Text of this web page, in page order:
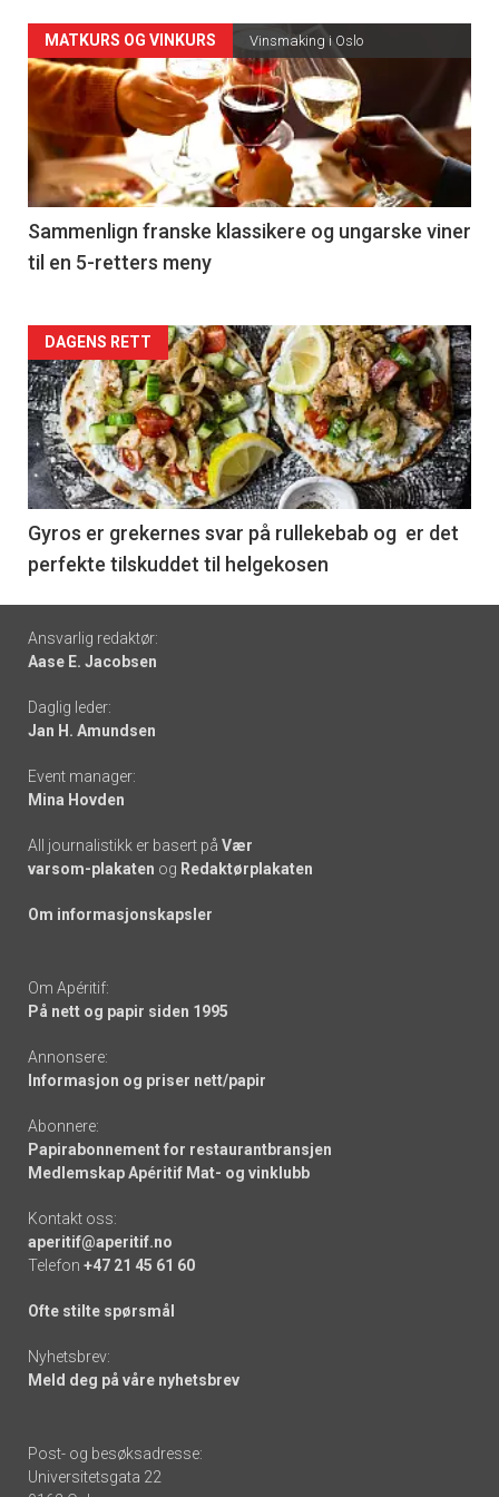
Forsiden
akkurat
nå
-
5
MATKURS OG VINKURS Vinsmaking i Oslo
Sammenlign franske klassikere og ungarske viner
til en 5-retters meny
Forsiden
akkurat
nå
-
6
DAGENS RETT
Gyros er grekernes svar på rullekebab og er det
perfekte tilskuddet til helgekosen
Footer
-
links
Ansvarlig redaktør:
Aase E. Jacobsen
Daglig leder:
Jan H. Amundsen
Event manager:
Mina Hovden
All journalistikk er basert på Vær
varsom-plakaten og Redaktørplakaten
Om informasjonskapsler
Om Apéritif:
På nett og papir siden 1995
Annonsere:
Informasjon og priser nett/papir
Abonnere:
Papirabonnement for restaurantbransjen
Medlemskap Apéritif Mat- og vinklubb
Kontakt oss:
aperitif@aperitif.no
Telefon +47 21 45 61 60
Ofte stilte spørsmål
Nyhetsbrev:
Meld deg på våre nyhetsbrev
Post- og besøksadresse:
Universitetsgata 22